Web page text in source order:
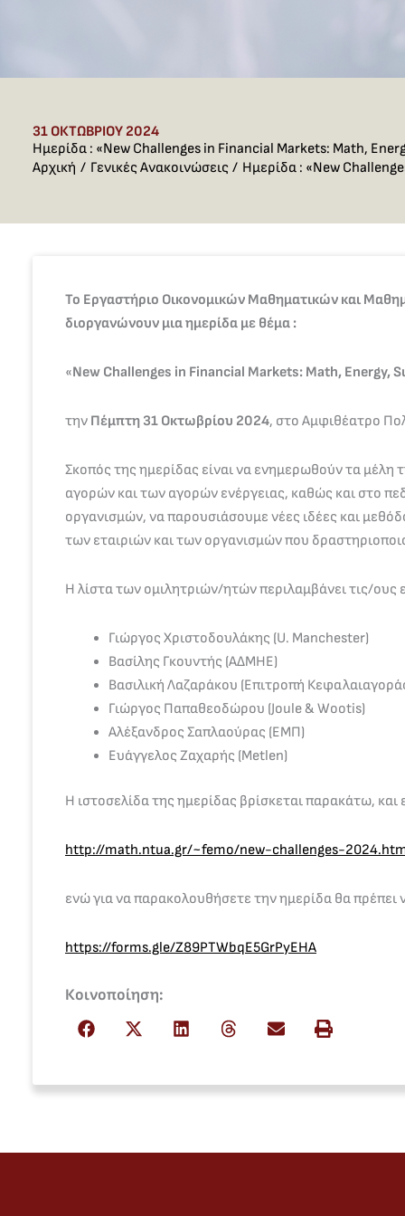
31 ΟΚΤΩΒΡΊΟΥ 2024
Ημερίδα : «New Challenges in Financial Markets: Math,
Αρχική
Γενικές Ανακοινώσεις Ημερίδα : «New
Το Εργαστήριο Οικονομικών Μαθηματικών και
διοργανώνουν μια ημερίδα με θέμα :
«New Challenges in Financial Markets: Math, Energy,
την Πέμπτη 31 Οκτωβρίου 2024, στο Αμφιθέατρο
Σκοπός της ημερίδας είναι να ενημερωθούν τα μέλη
αγορών και των αγορών ενέργειας, καθώς και στο
οργανισμών, να παρουσιάσουμε νέες ιδέες και
των εταιριών και των οργανισμών που
Η λίστα των ομιλητριών/ητών περιλαμβάνει τις/ους
Γιώργος Χριστοδουλάκης (U. Manchester)
Βασίλης Γκουντής (ΑΔΜΗΕ)
Βασιλική Λαζαράκου (Επιτροπή
Γιώργος Παπαθεοδώρου (Joule & Wootis)
Αλέξανδρος Σαπλαούρας (ΕΜΠ)
Ευάγγελος Ζαχαρής (Metlen)
Η ιστοσελίδα της ημερίδας βρίσκεται παρακάτω,
http://math.ntua.gr/~femo/new-challenges-
ενώ για να παρακολουθήσετε την ημερίδα θα πρέπει
https://forms.gle/Z89PTWbqE5GrPyEHA
Κοινοποίηση: